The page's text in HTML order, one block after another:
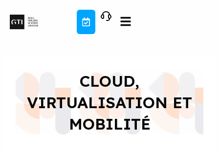
contenu
CLOUD,
VIRTUALISATION ET
MOBILITÉ